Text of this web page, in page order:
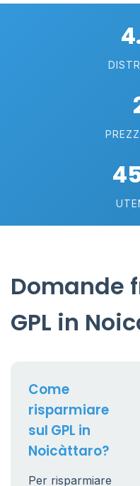
Domande
GPL in
Come
risparmiare
sul GPL in
Noicàttaro?
Per risparmiare